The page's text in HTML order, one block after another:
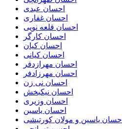
احسان عبدی
احسان غفاری
احسان قلعه نویی
احسان کارگر
احسان کیان
احسان کیانی
احسان مهرازدفر
احسان مهرزادفر
احسان نی زن
احسان نیکبخش
احسان وزیری
احسان یاسین
احسان یاسین و مولان کورتیشی